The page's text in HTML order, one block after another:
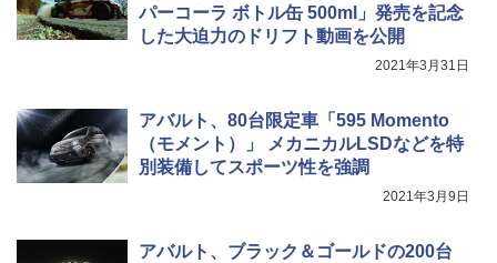
パーコーラ ボトル缶 500ml」発売を記念
した大迫力のドリフト動画を公開
2021年3月31日
アバルト、80台限定車「595 Momento
（モメント）」 メカニカルLSDなどを特
別装備してスポーツ性を強調
2021年3月9日
アバルト、ブラック＆ゴールドの200台